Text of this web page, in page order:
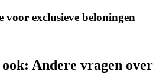
exclusieve beloningen
Andere vragen over